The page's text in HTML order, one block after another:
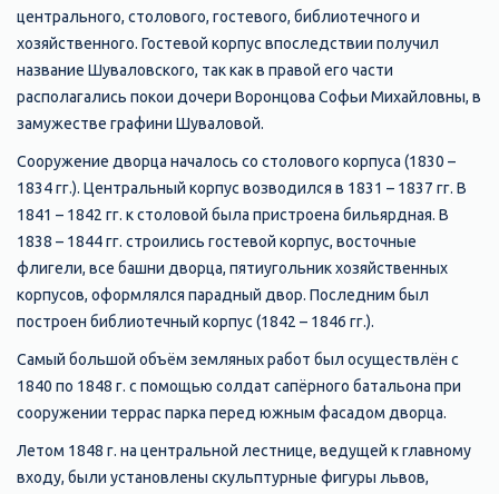
центрального, столового, гостевого, библиотечного и
хозяйственного. Гостевой корпус впоследствии получил
название Шуваловского, так как в правой его части
располагались покои дочери Воронцова Софьи Михайловны, в
замужестве графини Шуваловой.
Сооружение дворца началось со столового корпуса (1830 –
1834 гг.). Центральный корпус возводился в 1831 – 1837 гг. В
1841 – 1842 гг. к столовой была пристроена бильярдная. В
1838 – 1844 гг. строились гостевой корпус, восточные
флигели, все башни дворца, пятиугольник хозяйственных
корпусов, оформлялся парадный двор. Последним был
построен библиотечный корпус (1842 – 1846 гг.).
Самый большой объём земляных работ был осуществлён с
1840 по 1848 г. с помощью солдат сапёрного батальона при
сооружении террас парка перед южным фасадом дворца.
Летом 1848 г. на центральной лестнице, ведущей к главному
входу, были установлены скульптурные фигуры львов,